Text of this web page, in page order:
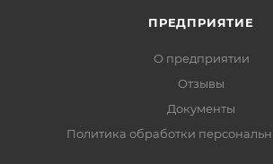
ПРЕДПРИЯТИЕ
О предприятии
Отзывы
Документы
Политика обработки